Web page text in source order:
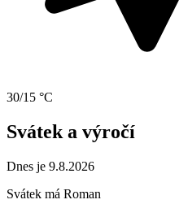
30/15 °C
Svátek a výročí
Dnes je 9.8.2026
Svátek má Roman